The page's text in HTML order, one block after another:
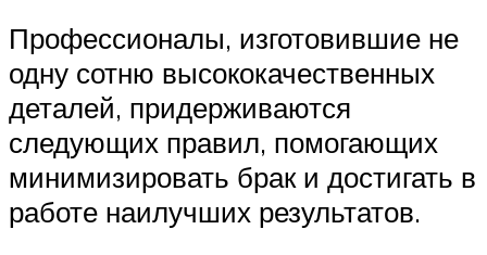
Профессионалы, изготовившие не
одну сотню высококачественных
деталей, придерживаются
следующих правил, помогающих
минимизировать брак и достигать в
работе наилучших результатов.